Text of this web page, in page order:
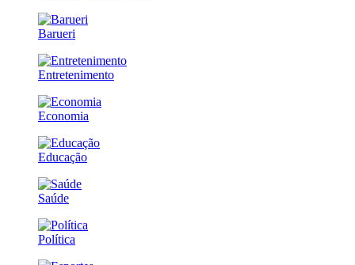
Barueri
Entretenimento
Economia
Educação
Saúde
Política